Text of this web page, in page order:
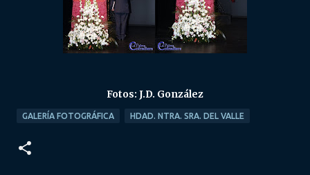
Fotos: J.D. González
GALERÍA FOTOGRÁFICA HDAD. NTRA. SRA. DEL VALLE